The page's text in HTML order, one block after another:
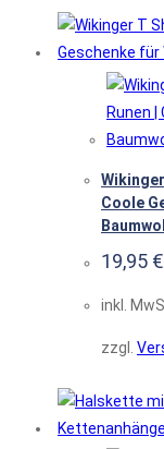
Coole
19,95 €
inkl.
zzgl.